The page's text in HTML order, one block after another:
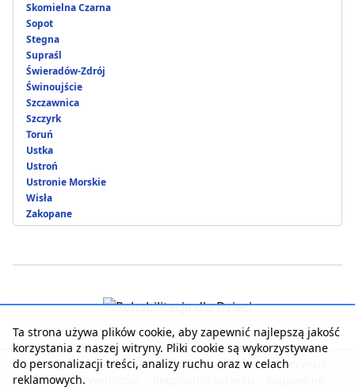
Skomielna Czarna
Sopot
Stegna
Supraśl
Świeradów-Zdrój
Świnoujście
Szczawnica
Szczyrk
Toruń
Ustka
Ustroń
Ustronie Morskie
Wisła
Zakopane
Strona główna | Kontakt z serwisem | Reklama w serwisie
Polityka prywatności
Ta strona używa plików cookie, aby zapewnić najlepszą jakość
korzystania z naszej witryny. Pliki cookie są wykorzystywane
do personalizacji treści, analizy ruchu oraz w celach
reklamowych.